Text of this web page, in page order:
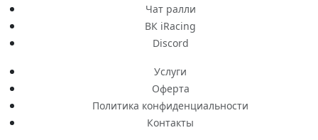
Чат ралли
ВК iRacing
Discord
Услуги
Оферта
Политика конфиденциальности
Контакты